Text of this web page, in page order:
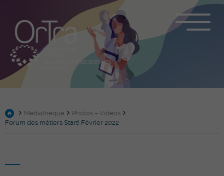
Médiathèque
Photos – Vidéos
Forum des métiers Start! Février 2022